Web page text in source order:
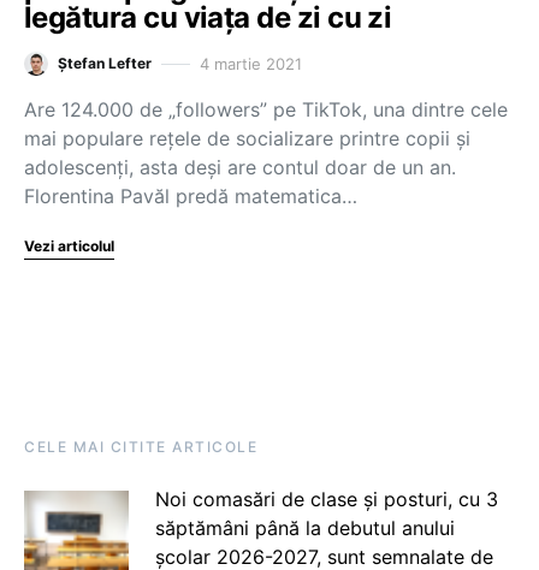
legătura cu viața de zi cu zi
Ștefan Lefter 4 martie 2021
Are 124.000 de „followers” pe TikTok, una dintre cele
mai populare rețele de socializare printre copii și
adolescenți, asta deși are contul doar de un an.
Florentina Pavăl predă matematica…
Vezi articolul
CELE MAI CITITE ARTICOLE
Noi comasări de clase și posturi, cu 3
săptămâni până la debutul anului
școlar 2026-2027, sunt semnalate de